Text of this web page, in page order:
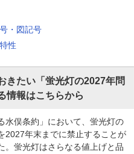
・図記号
性
きたい「蛍光灯の2027年問
情報はこちらから
水俣条約」において、蛍光灯の
2027年末までに禁止することが
。蛍光灯はさらなる値上げと品